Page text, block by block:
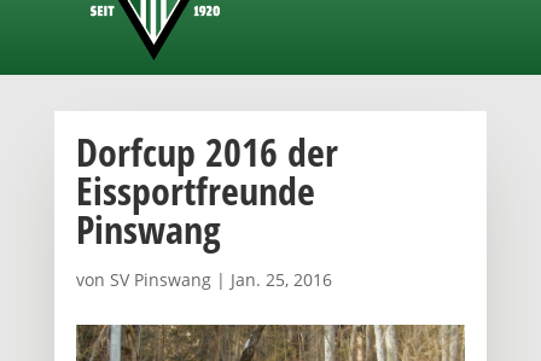
Dorfcup 2016 der
Eissportfreunde
Pinswang
von SV Pinswang| Jan. 25, 2016